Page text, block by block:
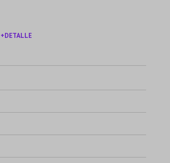
+DETALLE